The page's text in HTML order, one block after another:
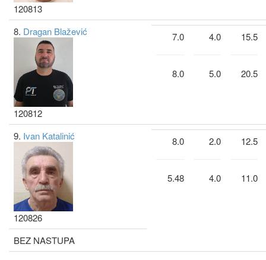
120813
8. Dragan Blažević
120812
7.0
8.0
4.0
5.0
15.5
20.5
9. Ivan Katalinić
120826
8.0
5.48
2.0
4.0
12.5
11.0
BEZ NASTUPA